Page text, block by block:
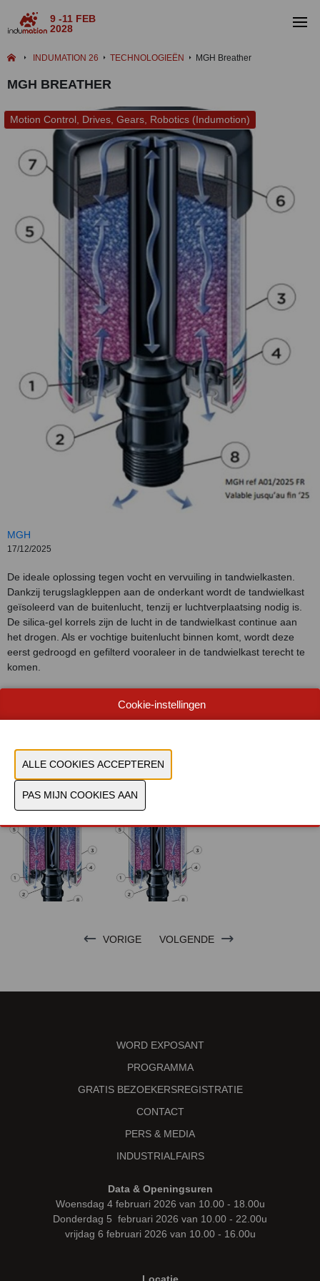
9 -11 FEB
2028
INDUMATION 26 TECHNOLOGIEËN MGH Breather
MGH BREATHER
Motion Control, Drives, Gears, Robotics (Indumotion)
MGH
17/12/2025
De ideale oplossing tegen vocht en vervuiling in tandwielkasten.
Dankzij terugslagkleppen aan de onderkant wordt de tandwielkast
geïsoleerd van de buitenlucht, tenzij er luchtverplaatsing nodig is.
De silica-gel korrels zijn de lucht in de tandwielkast continue aan
het drogen. Als er vochtige buitenlucht binnen komt, wordt deze
eerst gedroogd en gefilterd vooraleer in de tandwielkast terecht te
komen.
CONTACTEER ONS!
VORIGE VOLGENDE
WORD EXPOSANT
PROGRAMMA
GRATIS BEZOEKERSREGISTRATIE
CONTACT
PERS & MEDIA
INDUSTRIALFAIRS
Data & Openingsuren
Woensdag 4 februari 2026 van 10.00 - 18.00u
Donderdag 5 februari 2026 van 10.00 - 22.00u
vrijdag 6 februari 2026 van 10.00 - 16.00u
Cookie-instellingen